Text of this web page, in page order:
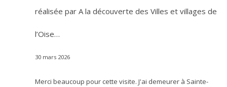
réalisée par A la découverte des Villes et villages de
l’Oise…
30 mars 2026
Merci beaucoup pour cette visite. J'ai demeurer à Sainte-